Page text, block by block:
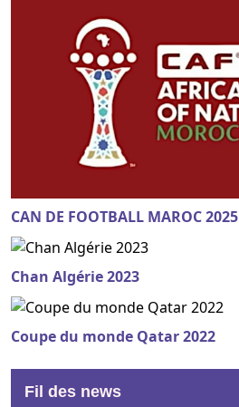
CAN DE FOOTBALL MAROC 2025
Chan Algérie 2023
Coupe du monde Qatar 2022
Fil des news